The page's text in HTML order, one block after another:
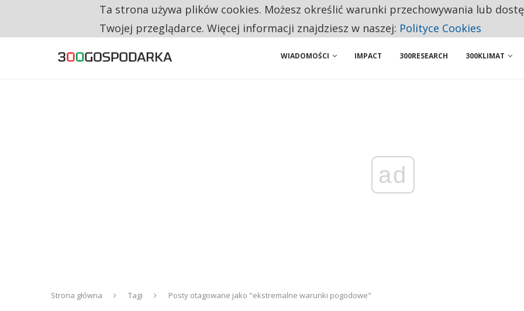
RESTRYKCJE CHIN UDERZAJĄ W EUROPEJSKI PRZEMYSŁ. NA LIŚCIE SĄ DWA PODMIOTY Z POLSKI
WIADOMOŚCI IMPACT 300RESEARCH 300KLIMAT
ad
Strona główna Tagi Posty otagowane jako "ekstremalne warunki pogodowe"
Ta strona używa plików cookies. Możesz określić warunki przechowywania lub
Twojej przeglądarce. Więcej informacji znajdziesz w naszej: Polityce Cookies